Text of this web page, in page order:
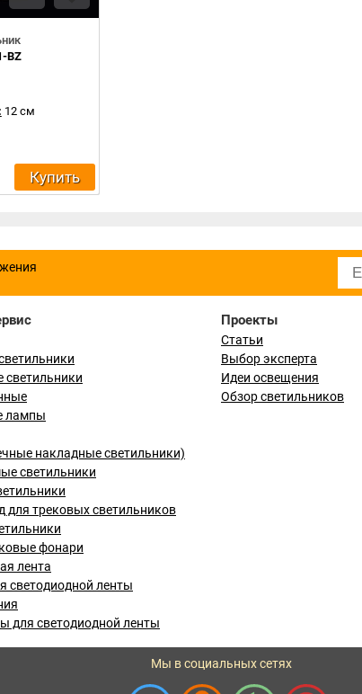
BZ
12 см
Купить
светильники
лампы
накладные светильники)
светильники
для трековых светильников
фонари
лента
светодиодной ленты
для светодиодной ленты
Проекты
Статьи
Выбор эксперта
Идеи освещения
Обзор светильников
Мы в социальных сетях